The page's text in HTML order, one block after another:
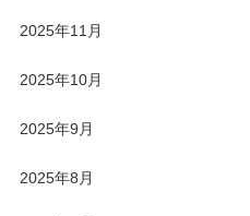
2025年11月
2025年10月
2025年9月
2025年8月